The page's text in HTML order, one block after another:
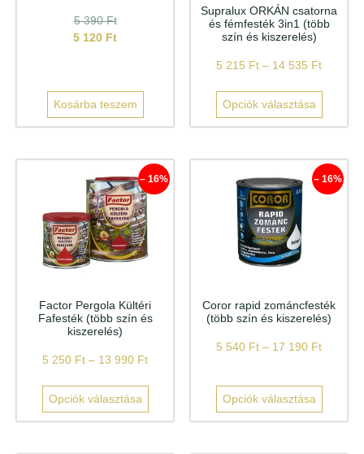
5 390Ft
5 120 Ft
Kosárba teszem
Supralux ORKÁN csatorna
és fémfesték 3in1 (több
szín és kiszerelés)
5 215 Ft – 14 535 Ft
Opciók választása
– 16%
Factor Pergola Kültéri
Fafesték (több szín és
kiszerelés)
5 250 Ft – 13 990 Ft
Opciók választása
– 16%
Coror rapid zománcfesték
(több szín és kiszerelés)
5 540 Ft – 17 190 Ft
Opciók választása